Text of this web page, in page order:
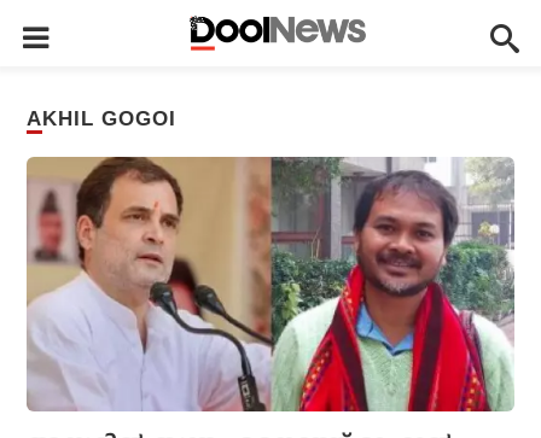
AKHIL GOGOI